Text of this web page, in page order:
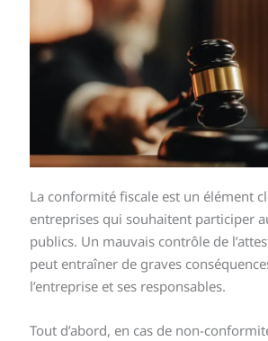
La conformité fiscale est un élément
entreprises qui souhaitent participer
publics. Un mauvais contrôle de
peut entraîner de graves
l’entreprise et ses responsables.
Tout d’abord, en cas de non-